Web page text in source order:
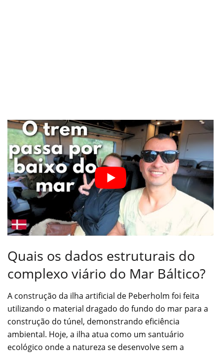
Quais os dados estruturais do
complexo viário do Mar Báltico?
A construção da ilha artificial de Peberholm foi feita
utilizando o material dragado do fundo do mar para a
construção do túnel, demonstrando eficiência
ambiental. Hoje, a ilha atua como um santuário
ecológico onde a natureza se desenvolve sem a